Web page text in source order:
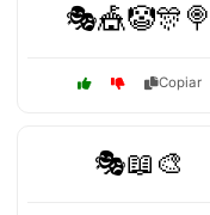
🎭🎪🤡🎊🍭
Copiar
🎭📖🎨